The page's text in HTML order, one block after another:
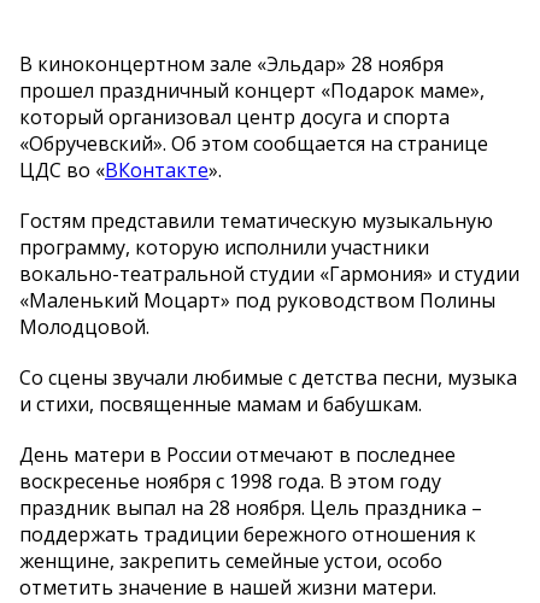
В киноконцертном зале «Эльдар» 28 ноября
прошел праздничный концерт «Подарок маме»,
который организовал центр досуга и спорта
«Обручевский». Об этом сообщается на странице
ЦДС во «ВКонтакте».
Гостям представили тематическую музыкальную
программу, которую исполнили участники
вокально-театральной студии «Гармония» и студии
«Маленький Моцарт» под руководством Полины
Молодцовой.
Со сцены звучали любимые с детства песни, музыка
и стихи, посвященные мамам и бабушкам.
День матери в России отмечают в последнее
воскресенье ноября с 1998 года. В этом году
праздник выпал на 28 ноября. Цель праздника –
поддержать традиции бережного отношения к
женщине, закрепить семейные устои, особо
отметить значение в нашей жизни матери.